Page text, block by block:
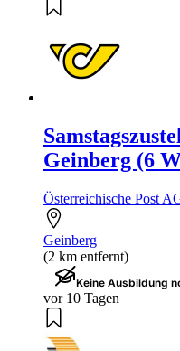
Geinberg (6
Österreichische Post
Geinberg
(2 km entfernt)
Keine Ausbildung
vor 10 Tagen